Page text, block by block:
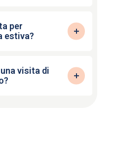
per
estiva?
visita di